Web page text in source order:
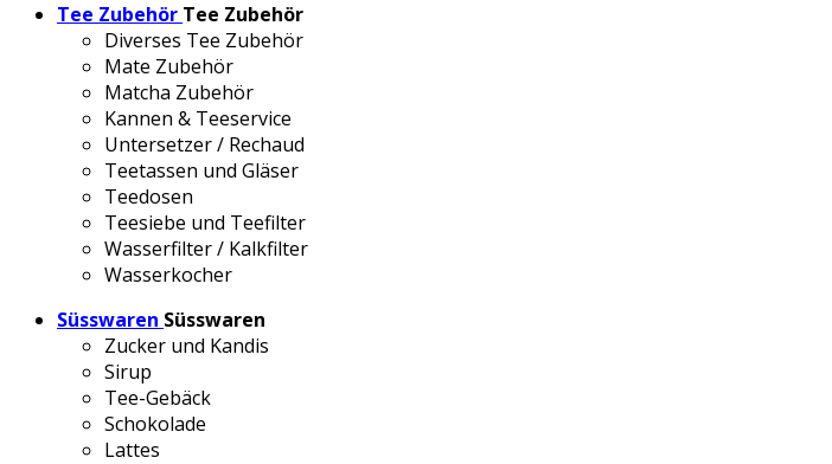
Tee Zubehör Tee Zubehör
Diverses Tee Zubehör
Mate Zubehör
Matcha Zubehör
Kannen & Teeservice
Untersetzer / Rechaud
Teetassen und Gläser
Teedosen
Teesiebe und Teefilter
Wasserfilter / Kalkfilter
Wasserkocher
Süsswaren Süsswaren
Zucker und Kandis
Sirup
Tee-Gebäck
Schokolade
Lattes